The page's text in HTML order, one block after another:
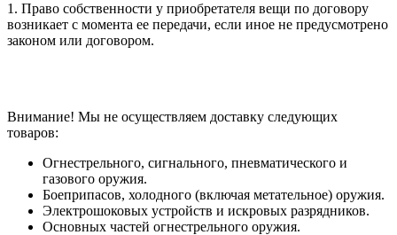
1. Право собственности у приобретателя вещи по договору
возникает с момента ее передачи, если иное не предусмотрено
законом или договором.
Внимание! Мы не осуществляем доставку следующих
товаров:
Огнестрельного, сигнального, пневматического и
газового оружия.
Боеприпасов, холодного (включая метательное) оружия.
Электрошоковых устройств и искровых разрядников.
Основных частей огнестрельного оружия.